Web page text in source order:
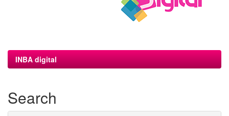
INBA digital
Search